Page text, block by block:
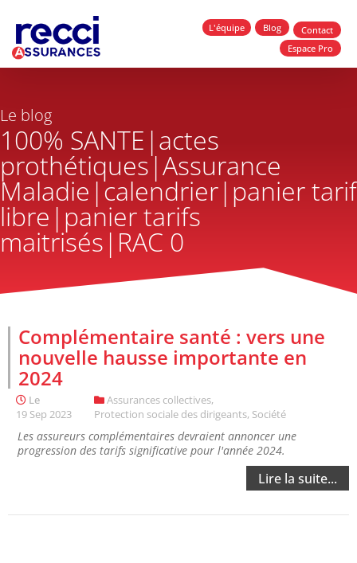
L'équipe Blog
Contact
Espace Pro
Le blog
100% SANTE|actes
prothétiques|Assurance
Maladie|calendrier|panier tarif
libre|panier tarifs
maitrisés|RAC 0
Complémentaire santé : vers une
nouvelle hausse importante en
2024
Le
19 Sep 2023
Assurances collectives,
Protection sociale des dirigeants, Société
Les assureurs complémentaires devraient annoncer une
progression des tarifs significative pour l'année 2024.
Lire la suite...